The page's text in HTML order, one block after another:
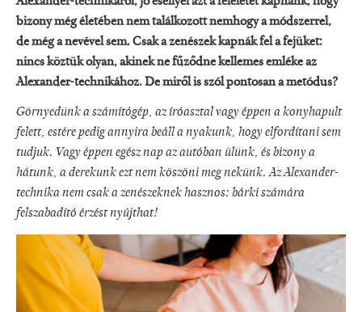
bizony még életében nem találkozott nemhogy a módszerrel,
de még a nevével sem. Csak a zenészek kapnák fel a fejüket:
nincs köztük olyan, akinek ne fűződne kellemes emléke az
Alexander-technikához. De miről is szól pontosan a metódus?
Görnyedünk a számítógép, az íróasztal vagy éppen a konyhapult
felett, estére pedig annyira beáll a nyakunk, hogy elfordítani sem
tudjuk. Vagy éppen egész nap az autóban ülünk, és bizony a
hátunk, a derekunk ezt nem köszöni meg nekünk. Az Alexander-
technika nem csak a zenészeknek hasznos: bárki számára
felszabadító érzést nyújthat!